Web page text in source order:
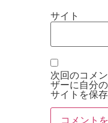
サイト
次回のコメ
ザーに自分
サイトを保存